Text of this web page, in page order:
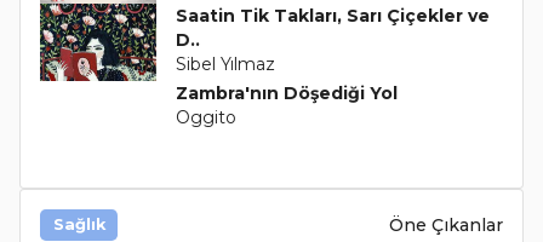
Saatin Tik Takları, Sarı Çiçekler ve
D..
Sibel Yılmaz
Zambra'nın Döşediği Yol
Oggito
Sağlık Öne Çıkanlar